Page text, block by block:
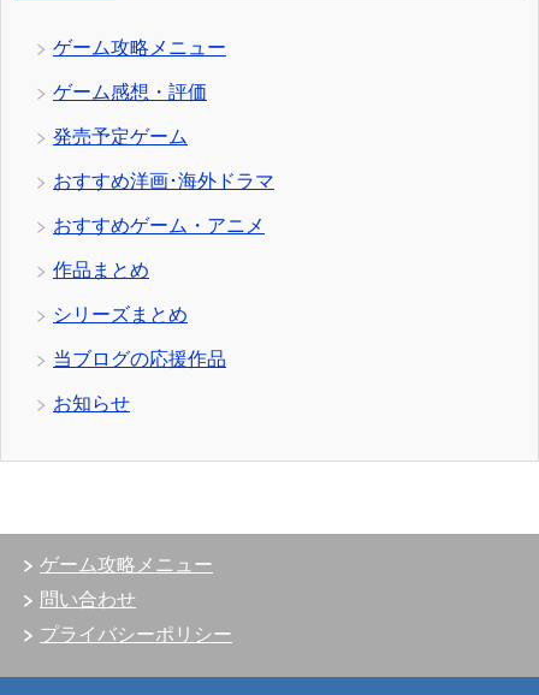
ゲーム攻略メニュー
ゲーム感想・評価
発売予定ゲーム
おすすめ洋画･海外ドラマ
おすすめゲーム・アニメ
作品まとめ
シリーズまとめ
当ブログの応援作品
お知らせ
ゲーム攻略メニュー
問い合わせ
プライバシーポリシー